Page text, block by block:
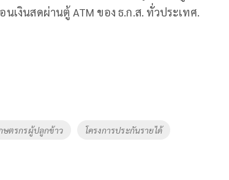
นเงินสดผ่านตู้ ATM ของ ธ.ก.ส. ทั่วประเทศ.
ษตรกรผู้ปลูกข้าว โครงการประกันรายได้